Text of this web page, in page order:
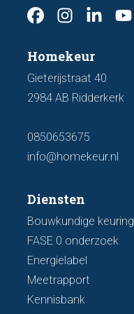
Homekeur
Gieterijstraat 40
2984 AB Ridderkerk
0850653675
info@homekeur.nl
Diensten
Bouwkundige keuring
FASE 0 onderzoek
Energielabel
Meetrapport
Kennisbank